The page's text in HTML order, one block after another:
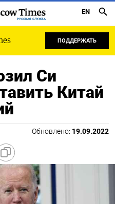
РУССКАЯ СЛУЖБА
EN
ПОДДЕРЖАТЬ
Си
Китай
Обновлено: 19.09.2022